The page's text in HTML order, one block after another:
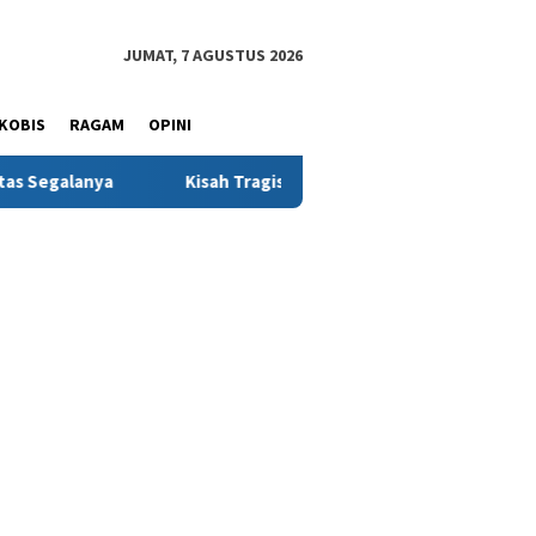
JUMAT, 7 AGUSTUS 2026
RAGAM OPINI
Kisah Tragis Setiawan: Berjuang Hidupi Adik-Adik, Pulang